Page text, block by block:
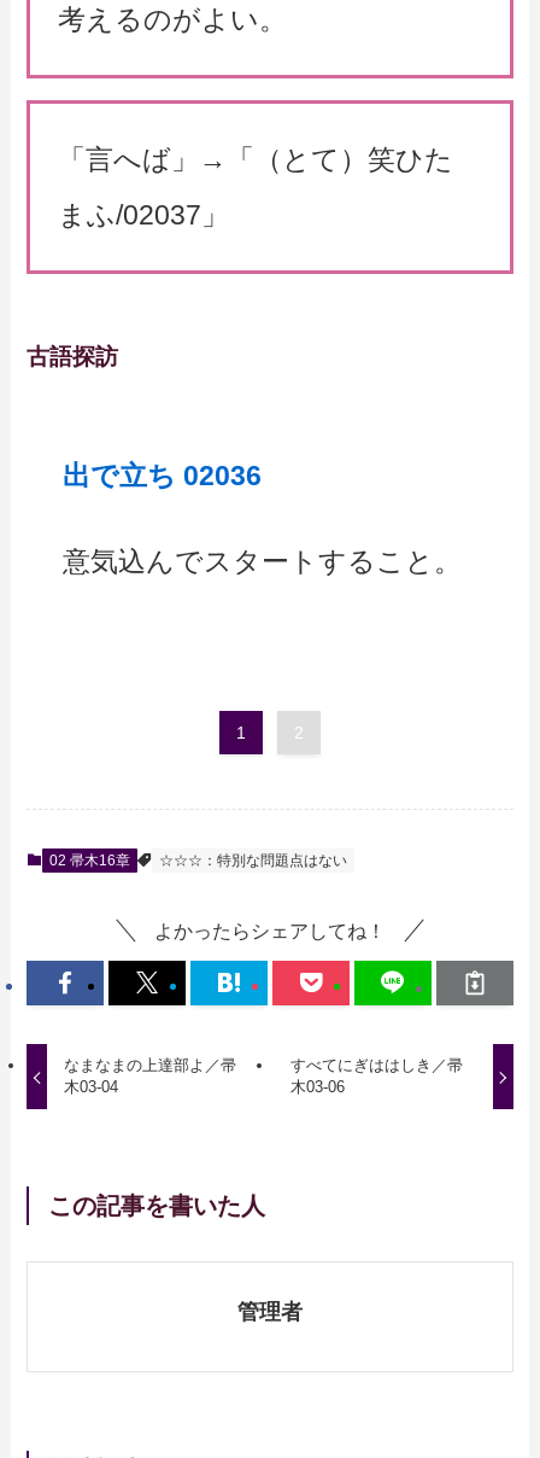
考えるのがよい。
「言へば」→「（とて）笑ひた
まふ/02037」
古語探訪
出で立ち 02036
意気込んでスタートすること。
1 2
02 帚木16章 ☆☆☆：特別な問題点はない
よかったらシェアしてね！
なまなまの上達部よ／帚
木03-04
すべてにぎははしき／帚
木03-06
この記事を書いた人
管理者